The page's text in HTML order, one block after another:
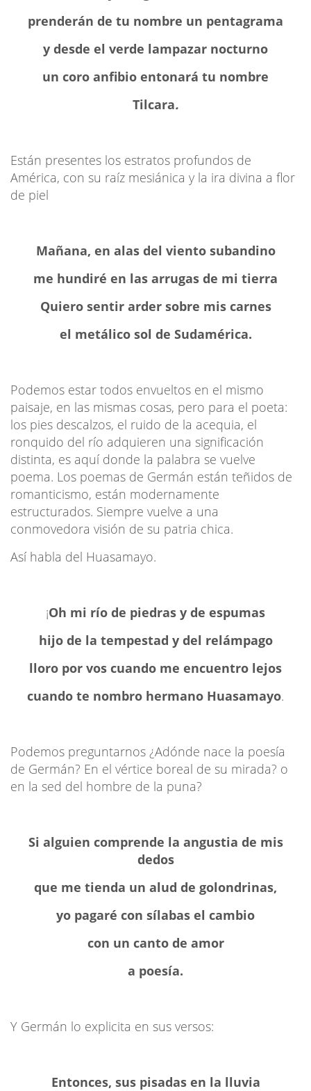
prenderán de tu nombre un pentagrama
y desde el verde lampazar nocturno
un coro anfibio entonará tu nombre
Tilcara.
Están presentes los estratos profundos de
América, con su raíz mesiánica y la ira divina a flor
de piel
Mañana, en alas del viento subandino
me hundiré en las arrugas de mi tierra
Quiero sentir arder sobre mis carnes
el metálico sol de Sudamérica.
Podemos estar todos envueltos en el mismo
paisaje, en las mismas cosas, pero para el poeta:
los pies descalzos, el ruido de la acequia, el
ronquido del río adquieren una significación
distinta, es aquí donde la palabra se vuelve
poema. Los poemas de Germán están teñidos de
romanticismo, están modernamente
estructurados. Siempre vuelve a una
conmovedora visión de su patria chica.
Así habla del Huasamayo.
¡Oh mi río de piedras y de espumas
hijo de la tempestad y del relámpago
lloro por vos cuando me encuentro lejos
cuando te nombro hermano Huasamayo.
Podemos preguntarnos ¿Adónde nace la poesía
de Germán? En el vértice boreal de su mirada? o
en la sed del hombre de la puna?
Si alguien comprende la angustia de mis
dedos
que me tienda un alud de golondrinas,
yo pagaré con sílabas el cambio
con un canto de amor
a poesía.
Y Germán lo explicita en sus versos:
Entonces, sus pisadas en la lluvia